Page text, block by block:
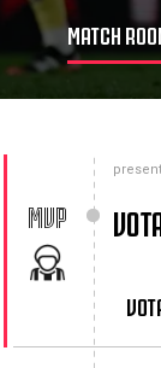
MATCH
MVP